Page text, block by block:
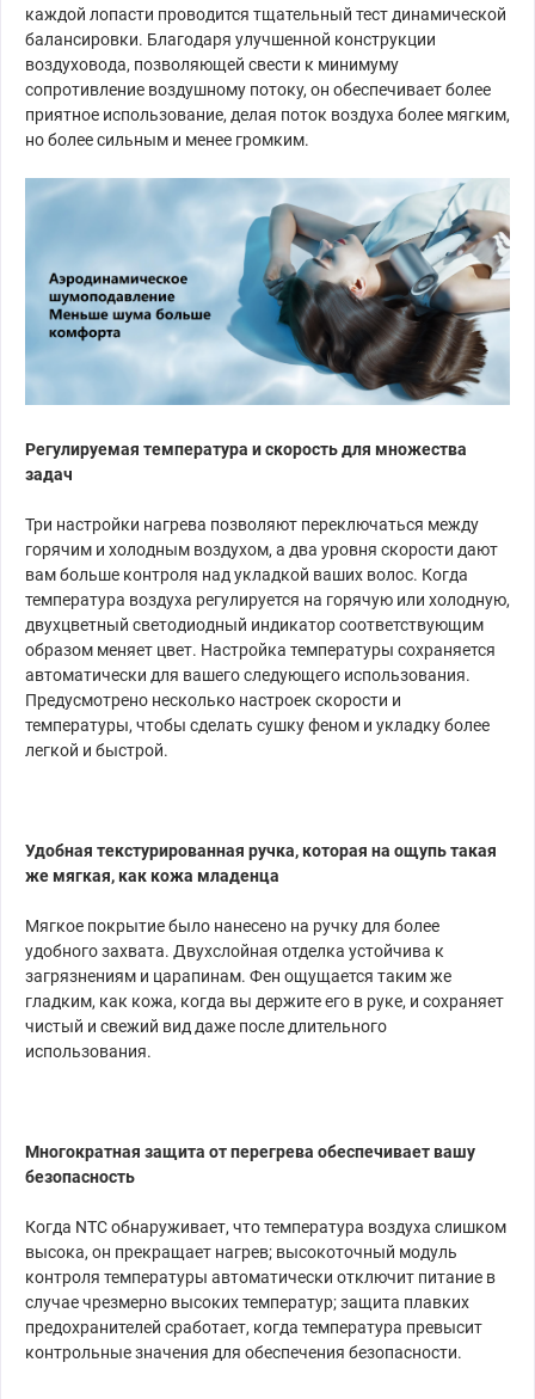
каждой лопасти проводится тщательный тест динамической
балансировки. Благодаря улучшенной конструкции
воздуховода, позволяющей свести к минимуму
сопротивление воздушному потоку, он обеспечивает более
приятное использование, делая поток воздуха более мягким,
но более сильным и менее громким.
Регулируемая температура и скорость для множества
задач
Три настройки нагрева позволяют переключаться между
горячим и холодным воздухом, а два уровня скорости дают
вам больше контроля над укладкой ваших волос. Когда
температура воздуха регулируется на горячую или холодную,
двухцветный светодиодный индикатор соответствующим
образом меняет цвет. Настройка температуры сохраняется
автоматически для вашего следующего использования.
Предусмотрено несколько настроек скорости и
температуры, чтобы сделать сушку феном и укладку более
легкой и быстрой.
Удобная текстурированная ручка, которая на ощупь такая
же мягкая, как кожа младенца
Мягкое покрытие было нанесено на ручку для более
удобного захвата. Двухслойная отделка устойчива к
загрязнениям и царапинам. Фен ощущается таким же
гладким, как кожа, когда вы держите его в руке, и сохраняет
чистый и свежий вид даже после длительного
использования.
Многократная защита от перегрева обеспечивает вашу
безопасность
Когда NTC обнаруживает, что температура воздуха слишком
высока, он прекращает нагрев; высокоточный модуль
контроля температуры автоматически отключит питание в
случае чрезмерно высоких температур; защита плавких
предохранителей сработает, когда температура превысит
контрольные значения для обеспечения безопасности.